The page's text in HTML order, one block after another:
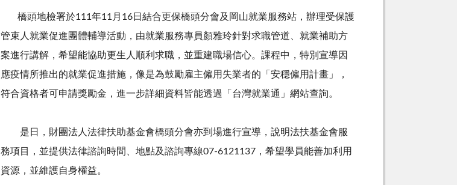
橋頭地檢署於111年11月 16日結合更保橋頭分會及岡山就業服務站，辦理受保護
管束人就業促進團體輔導活動，由就業服務專員顏雅玲針對求職管道、就業補助方
案進行講解，希望能協助更生人順利求職，並重建職場信心。課程中，特別宣導因
應疫情所推出的就業促進措施，像是為鼓勵雇主僱用失業者的「安穩僱用計畫」，
符合資格者可申請獎勵金，進一步詳細資料皆能透過「台灣就業通」網站查詢。
是日，財團法人法律扶助基金會橋頭分會亦到場進行宣導，說明法扶基金會服
務項目，並提供法律諮詢時間、地點及諮詢專線07-6121137 ，希望學員能善加利用
資源，並維護自身權益。